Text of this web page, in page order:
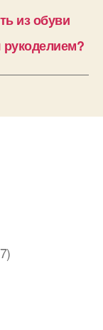
из обуви